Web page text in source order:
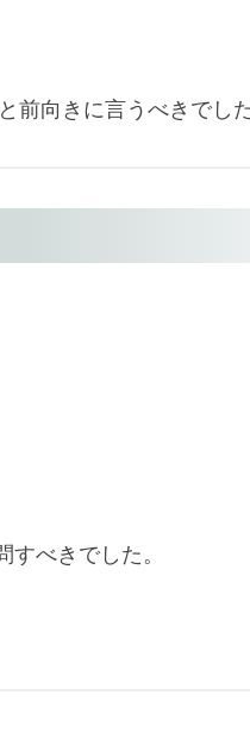
前向きに言うべきでした
べきでした。